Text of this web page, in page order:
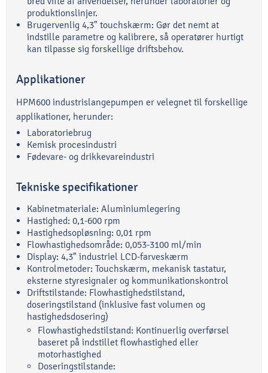
produktionslinjer.
Brugervenlig 4,3" touchskærm: Gør det nemt at
indstille parametre og kalibrere, så operatører hurtigt
kan tilpasse sig forskellige driftsbehov.
Applikationer
HPM600 industrislangepumpen er velegnet til forskellige
applikationer, herunder:
Laboratoriebrug
Kemisk procesindustri
Fødevare- og drikkevareindustri
Tekniske specifikationer
Kabinetmateriale: Aluminiumlegering
Hastighed: 0,1-600 rpm
Hastighedsopløsning: 0,01 rpm
Flowhastighedsområde: 0,053-3100 ml/min
Display: 4,3" industriel LCD-farveskærm
Kontrolmetoder: Touchskærm, mekanisk tastatur,
eksterne styresignaler og kommunikationskontrol
Driftstilstande: Flowhastighedstilstand,
doseringstilstand (inklusive fast volumen og
hastighedsdosering)
Flowhastighedstilstand: Kontinuerlig overførsel
baseret på indstillet flowhastighed eller
motorhastighed
Doseringstilstande: